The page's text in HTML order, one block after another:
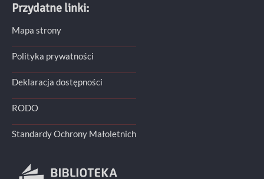
Przydatne linki:
Mapa strony
Polityka prywatności
Deklaracja dostępności
RODO
Standardy Ochrony Małoletnich